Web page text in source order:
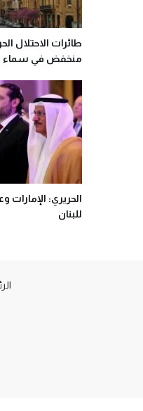
طائرات الاحتلال
منخفض في سماء
الحريري:
للبنان